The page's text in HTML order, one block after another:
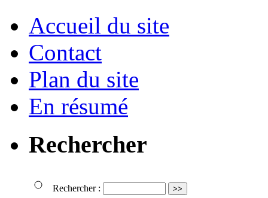
Accueil du site
Contact
Plan du site
En résumé
Rechercher
Rechercher :